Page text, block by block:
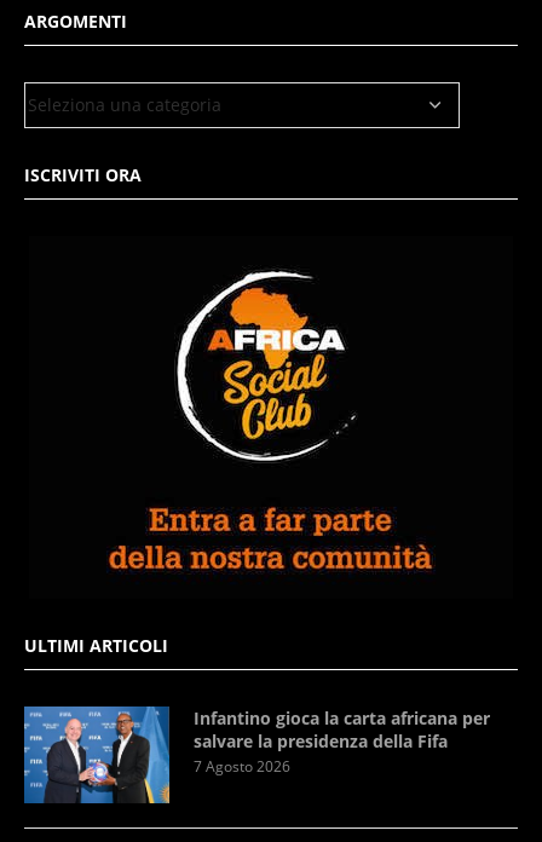
ARGOMENTI
ISCRIVITI ORA
ULTIMI ARTICOLI
Infantino gioca la carta africana per
salvare la presidenza della Fifa
7 Agosto 2026